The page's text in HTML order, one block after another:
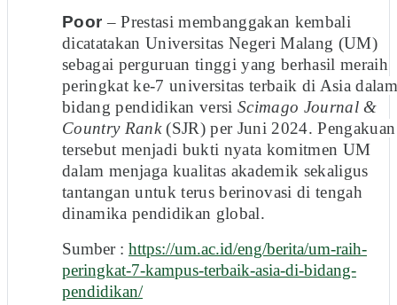
Poor – Prestasi membanggakan kembali
dicatatakan Universitas Negeri Malang (UM)
sebagai perguruan tinggi yang berhasil meraih
peringkat ke-7 universitas terbaik di Asia
bidang pendidikan versi Scimago Journal &
Country Rank(SJR) per Juni 2024. Pengakuan
tersebut menjadi bukti nyata komitmen UM
dalam menjaga kualitas akademik sekaligus
tantangan untuk terus berinovasi di tengah
dinamika pendidikan global.
Sumber : https://um.ac.id/eng/berita/um-raih-
peringkat-7-kampus-terbaik-asia-di-bidang-
pendidikan/